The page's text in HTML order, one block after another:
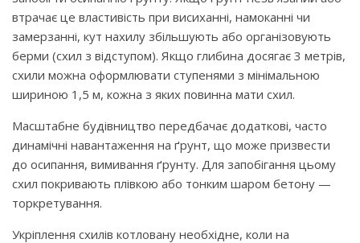
втрачає це властивість при висиханні, намоканні чи
замерзанні, кут нахилу збільшують або організовують
берми (схил з відступом). Якщо глибина досягає 3 метрів,
схили можна оформлювати ступенями з мінімальною
шириною 1,5 м, кожна з яких повинна мати схил.
Масштабне будівництво передбачає додаткові, часто
динамічні навантаження на ґрунт, що може призвести
до осипання, вимивання ґрунту. Для запобігання цьому
схил покривають плівкою або тонким шаром бетону —
торкретування.
Укріплення схилів котловану необхідне, коли на